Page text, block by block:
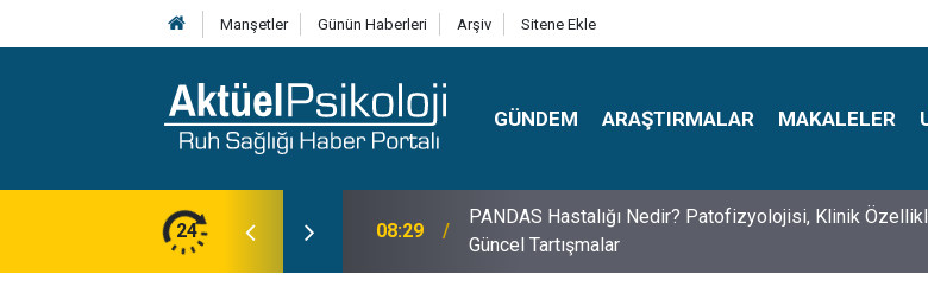
Manşetler Günün Haberleri Arşiv Sitene Ekle
GÜNDEM ARAŞTIRMALAR MAKALELER
24
Klinik Özellikleri, Tanı Kriterleri ve
10:30 10 Mayıs Psikologlar Günü Nasıl Ortaya Çıktı? 10